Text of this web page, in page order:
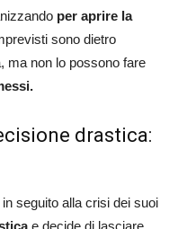
per aprire la
sono dietro
ma non lo possono fare
drastica:
seguito alla crisi dei suoi
e decide di lasciare